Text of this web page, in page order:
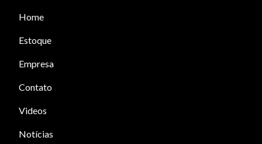
Home
Estoque
Empresa
Contato
Videos
Notícias